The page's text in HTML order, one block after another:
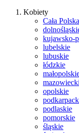
Kobiety
Cała Polska
kujawsko-
lubelskie
lubuskie
łódzkie
opolskie
podlaskie
pomorskie
śląskie